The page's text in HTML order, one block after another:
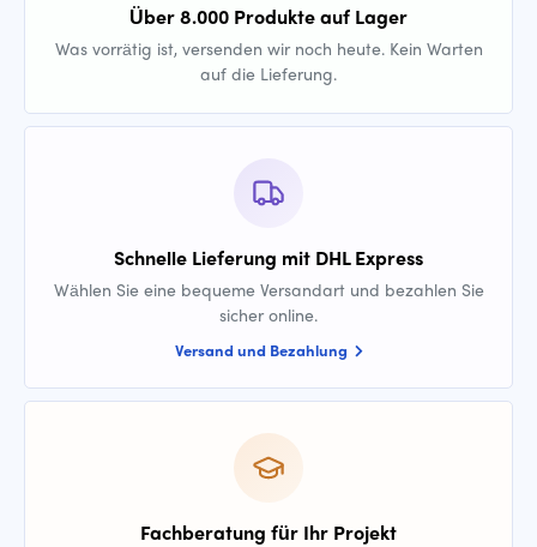
Über 8.000 Produkte auf Lager
Was vorrätig ist, versenden wir noch heute. Kein Warten
auf die Lieferung.
Schnelle Lieferung mit DHL Express
Wählen Sie eine bequeme Versandart und bezahlen Sie
sicher online.
Versand und Bezahlung
Fachberatung für Ihr Projekt